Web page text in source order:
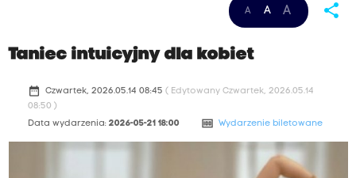
A A A share
Taniec intuicyjny dla kobiet
date_range Czwartek, 2026.05.14 08:45 ( Edytowany Czwartek, 2026.05.14
08:50 )
Data wydarzenia: 2026-05-21 18:00 money Wydarzenie biletowane